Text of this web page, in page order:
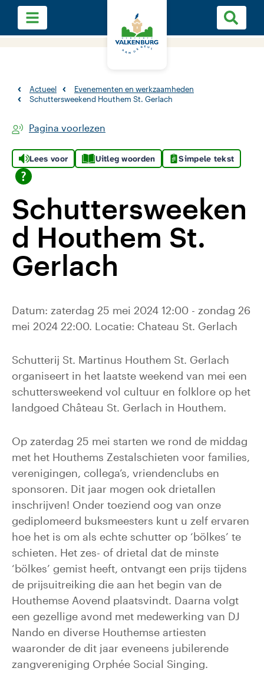
Actueel
Evenementen en werkzaamheden
Schuttersweekend Houthem St. Gerlach
Pagina voorlezen
Lees voor Uitleg woorden Simpele tekst
Schuttersweeken
d Houthem St.
Gerlach
Datum: zaterdag 25 mei 2024 12:00 - zondag 26
mei 2024 22:00. Locatie: Chateau St. Gerlach
Schutterij St. Martinus Houthem St. Gerlach
organiseert in het laatste weekend van mei een
schuttersweekend vol cultuur en folklore op het
landgoed Château St. Gerlach in Houthem.
Op zaterdag 25 mei starten we rond de middag
met het Houthems Zestalschieten voor families,
verenigingen, collega’s, vriendenclubs en
sponsoren. Dit jaar mogen ook drietallen
inschrijven! Onder toeziend oog van onze
gediplomeerd buksmeesters kunt u zelf ervaren
hoe het is om als echte schutter op ‘bölkes’ te
schieten. Het zes- of drietal dat de minste
‘bölkes’ gemist heeft, ontvangt een prijs tijdens
de prijsuitreiking die aan het begin van de
Houthemse Aovend plaatsvindt. Daarna volgt
een gezellige avond met medewerking van DJ
Nando en diverse Houthemse artiesten
waaronder de dit jaar eveneens jubilerende
zangvereniging Orphée Social Singing.